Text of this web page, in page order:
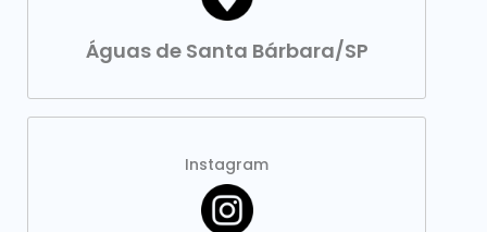
Águas de Santa Bárbara/SP
Instagram